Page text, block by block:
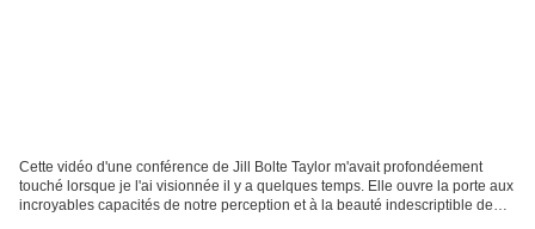
Cette vidéo d'une conférence de Jill Bolte Taylor m'avait profondéement
touché lorsque je l'ai visionnée il y a quelques temps. Elle ouvre la porte aux
incroyables capacités de notre perception et à la beauté indescriptible de